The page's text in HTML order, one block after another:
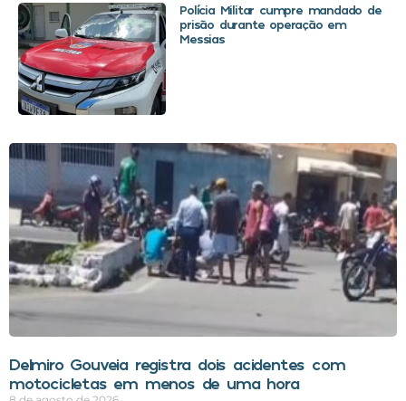
Polícia Militar cumpre mandado de
prisão durante operação em
Messias
Delmiro Gouveia registra dois acidentes com
motocicletas em menos de uma hora